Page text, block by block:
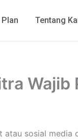
Tentang
Wajib
sosial media